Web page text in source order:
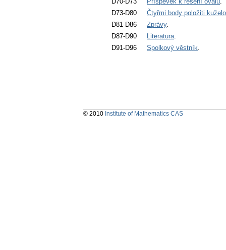
D73-D80
Čtyřmi body položiti
D81-D86
Zprávy.
D87-D90
Literatura.
D91-D96
Spolkový věstník.
© 2010 Institute of Mathematics CAS